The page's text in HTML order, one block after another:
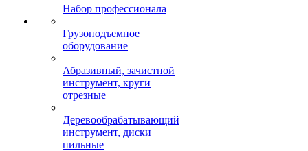
Набор профессионала
Грузоподъемное
оборудование
Абразивный, зачистной
инструмент, круги
отрезные
Деревообрабатывающий
инструмент, диски
пильные